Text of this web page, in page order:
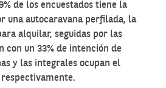
de los encuestados tiene la
una autocaravana perfilada, la
alquilar, seguidas por las
con un 33% de intención de
y las integrales ocupan el